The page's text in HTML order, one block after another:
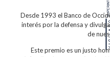
Desde 1993 el Banco de
interés por la defensa y
de
Este premio es un justo